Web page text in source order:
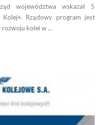
województwa wskazał 5
Rządowy program jest
kolei w ...